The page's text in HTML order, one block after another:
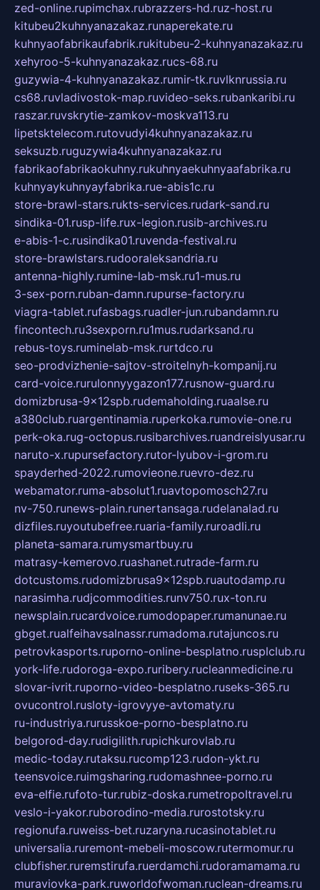
zed-online.rupimchax.rubrazzers-hd.ruz-host.ru
kitubeu2kuhnyanazakaz.runaperekate.ru
kuhnyaofabrikaufabrik.rukitubeu-2-kuhnyanazakaz.ru
xehyroo-5-kuhnyanazakaz.rucs-68.ru
guzywia-4-kuhnyanazakaz.rumir-tk.ruvlknrussia.ru
cs68.ruvladivostok-map.ruvideo-seks.rubankaribi.ru
raszar.ruvskrytie-zamkov-moskva113.ru
lipetsktelecom.rutovudyi4kuhnyanazakaz.ru
seksuzb.ruguzywia4kuhnyanazakaz.ru
fabrikaofabrikaokuhny.rukuhnyaekuhnyaafabrika.ru
kuhnyaykuhnyayfabrika.rue-abis1c.ru
store-brawl-stars.rukts-services.rudark-sand.ru
sindika-01.rusp-life.rux-legion.rusib-archives.ru
e-abis-1-c.rusindika01.ruvenda-festival.ru
store-brawlstars.rudooraleksandria.ru
antenna-highly.rumine-lab-msk.ru1-mus.ru
3-sex-porn.ruban-damn.rupurse-factory.ru
viagra-tablet.rufasbags.ruadler-jun.rubandamn.ru
fincontech.ru3sexporn.ru1mus.rudarksand.ru
rebus-toys.ruminelab-msk.rurtdco.ru
seo-prodvizhenie-sajtov-stroitelnyh-kompanij.ru
card-voice.rurulonnyygazon177.rusnow-guard.ru
domizbrusa-9x12spb.rudemaholding.ruaalse.ru
a380club.ruargentinamia.ruperkoka.rumovie-one.ru
perk-oka.rug-octopus.rusibarchives.ruandreislyusar.ru
naruto-x.rupursefactory.rutor-lyubov-i-grom.ru
spayderhed-2022.rumovieone.ruevro-dez.ru
webamator.ruma-absolut1.ruavtopomosch27.ru
nv-750.runews-plain.runertansaga.rudelanalad.ru
dizfiles.ruyoutubefree.ruaria-family.ruroadli.ru
planeta-samara.rumysmartbuy.ru
matrasy-kemerovo.ruashanet.rutrade-farm.ru
dotcustoms.rudomizbrusa9x12spb.ruautodamp.ru
narasimha.rudjcommodities.runv750.rux-ton.ru
newsplain.rucardvoice.rumodopaper.rumanunae.ru
gbget.rualfeihavsalnassr.rumadoma.rutajuncos.ru
petrovkasports.ruporno-online-besplatno.rusplclub.ru
york-life.rudoroga-expo.ruribery.rucleanmedicine.ru
slovar-ivrit.ruporno-video-besplatno.ruseks-365.ru
ovucontrol.rusloty-igrovyye-avtomaty.ru
ru-industriya.rurusskoe-porno-besplatno.ru
belgorod-day.rudigilith.rupichkurovlab.ru
medic-today.rutaksu.rucomp123.rudon-ykt.ru
teensvoice.ruimgsharing.rudomashnee-porno.ru
eva-elfie.rufoto-tur.rubiz-doska.rumetropoltravel.ru
veslo-i-yakor.ruborodino-media.rurostotsky.ru
regionufa.ruweiss-bet.ruzaryna.rucasinotablet.ru
universalia.ruremont-mebeli-moscow.rutermomur.ru
clubfisher.ruremstirufa.ruerdamchi.rudoramamama.ru
muraviovka-park.ruworldofwoman.ruclean-dreams.ru